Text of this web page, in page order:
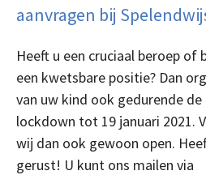
aanvragen bij
Heeft u een cruciaal beroep of
een kwetsbare positie? Dan
van uw kind ook gedurende
lockdown tot 19 januari 2021.
wij dan ook gewoon open.
gerust! U kunt ons mailen via